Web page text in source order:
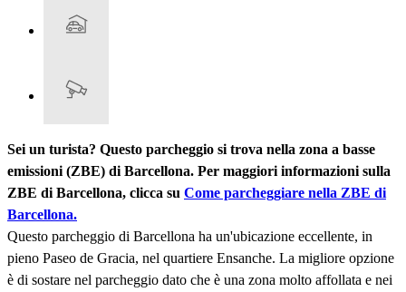
Sei un turista? Questo parcheggio si trova nella zona a basse
emissioni (ZBE) di Barcellona. Per maggiori informazioni sulla
ZBE di Barcellona, clicca su Come parcheggiare nella ZBE di
Barcellona.
Questo parcheggio di Barcellona ha un'ubicazione eccellente, in
pieno Paseo de Gracia, nel quartiere Ensanche. La migliore opzione
è di sostare nel parcheggio dato che è una zona molto affollata e nei